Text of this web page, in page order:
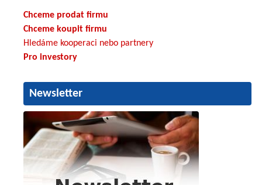
Chceme prodat firmu
Chceme koupit firmu
Hledáme kooperaci nebo partnery
Pro investory
Newsletter